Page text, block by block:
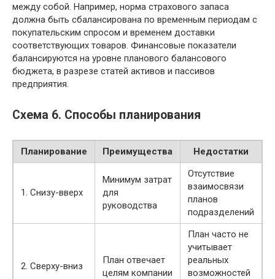
между собой. Например, норма страхового запаса
должна быть сбалансирована по временным периодам с
покупательским спросом и временем доставки
соответствующих товаров. Финансовые показатели
балансируются на уровне планового балансового
бюджета, в разрезе статей активов и пассивов
предприятия.
Схема 6. Способы планирования
Планирование Преимущества Недостатки
1. Снизу-вверх
Минимум затрат
для
руководства
Отсутствие
взаимосвязи
планов
подразделений
2. Сверху-вниз
План отвечает
целям компании
План часто не
учитывает
реальных
возможностей